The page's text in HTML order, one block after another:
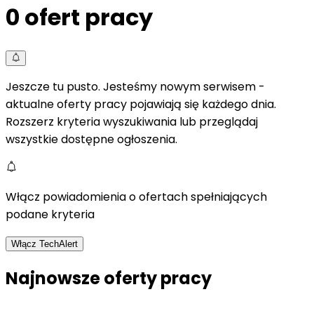
0 ofert pracy
Jeszcze tu pusto. Jesteśmy nowym serwisem -
aktualne oferty pracy pojawiają się każdego dnia.
Rozszerz kryteria wyszukiwania lub przeglądaj
wszystkie dostępne ogłoszenia.
Włącz powiadomienia o ofertach spełniających
podane kryteria
Włącz TechAlert
Najnowsze oferty pracy